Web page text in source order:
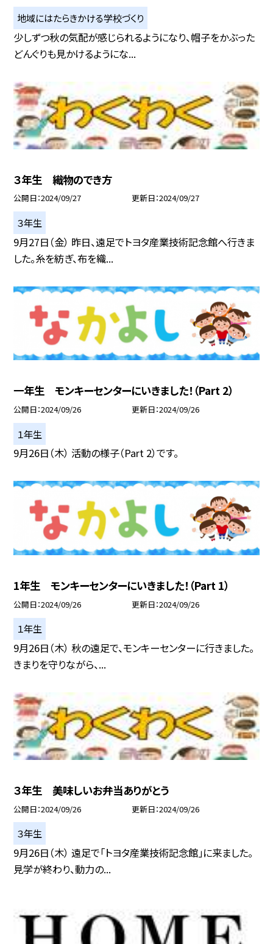
地域にはたらきかける学校づくり
少しずつ秋の気配が感じられるようになり、帽子をかぶった
どんぐりも見かけるようにな...
３年生 織物のでき方
公開日 2024/09/27 更新日 2024/09/27
３年生
9月27日（金） 昨日、遠足でトヨタ産業技術記念館へ行きま
した。糸を紡ぎ、布を織...
一年生 モンキーセンターにいきました！（Part 2）
公開日 2024/09/26 更新日 2024/09/26
１年生
9月26日（木） 活動の様子（Part 2）です。
1年生 モンキーセンターにいきました！（Part 1）
公開日 2024/09/26 更新日 2024/09/26
１年生
9月26日（木） 秋の遠足で、モンキーセンターに行きました。
きまりを守りながら、...
３年生 美味しいお弁当ありがとう
公開日 2024/09/26 更新日 2024/09/26
３年生
9月26日（木） 遠足で「トヨタ産業技術記念館」に来ました。
見学が終わり、動力の...